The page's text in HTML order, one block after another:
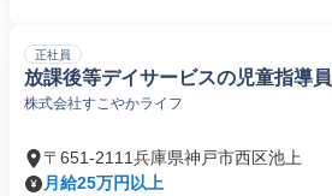
正社員
放課後等デイサービスの児童指導員
株式会社すこやかライフ
〒651-2111兵庫県神戸市西区池上
月給25万円以上